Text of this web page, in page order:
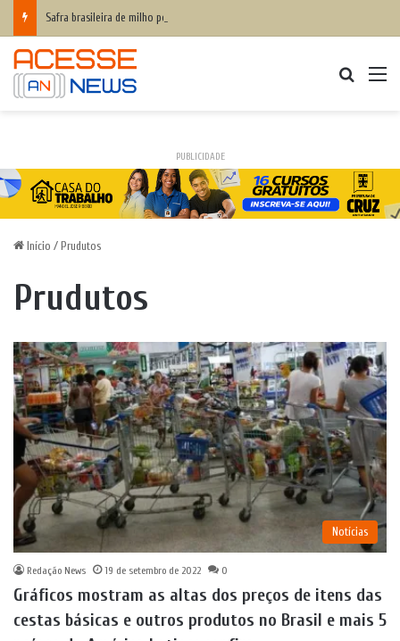
Safra brasileira de milho pode superar 140 milhões de toneladas
PUBLICIDADE
Início / Prudutos
Prudutos
Notícias
Redação News 19 de setembro de 2022 0
Gráficos mostram as altas dos preços de itens das
cestas básicas e outros produtos no Brasil e mais 5